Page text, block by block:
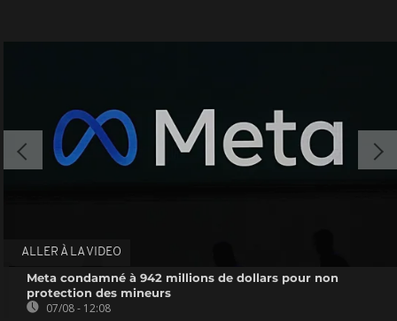
ALLER À LA VIDEO
Meta condamné à 942 millions de dollars pour non
protection des mineurs
07/08 - 12:08